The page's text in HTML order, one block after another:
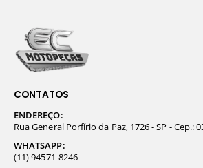
CONTATOS
ENDEREÇO:
Rua General Porfírio da Paz, 1726 - SP - Cep.:
WHATSAPP:
(11) 94571-8246